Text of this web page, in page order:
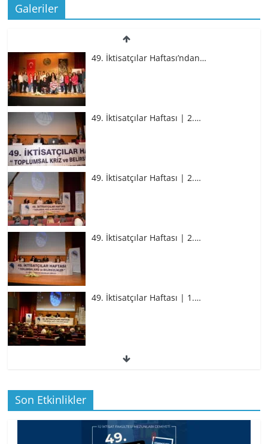
Galeriler
49. İktisatçılar Haftası’ndan…
49. İktisatçılar Haftası | 2.…
49. İktisatçılar Haftası | 2.…
49. İktisatçılar Haftası | 2.…
49. İktisatçılar Haftası | 1.…
49. İktisatçılar Haftası | 1.…
BİZ İKTİSATLILAR: İÇİMİZDEN BİRİ PROF.
…
Son Etkinlikler